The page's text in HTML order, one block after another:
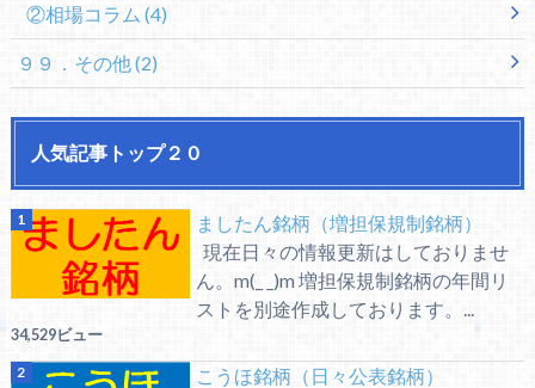
②相場コラム (4)
９９．その他(2)
人気記事トップ２０
ましたん銘柄（増担保規制銘柄）
現在日々の情報更新はしておりませ
ん。m(_ _)m 増担保規制銘柄の年間リ
ストを別途作成しております。...
34,529ビュー
こうほ銘柄（日々公表銘柄）